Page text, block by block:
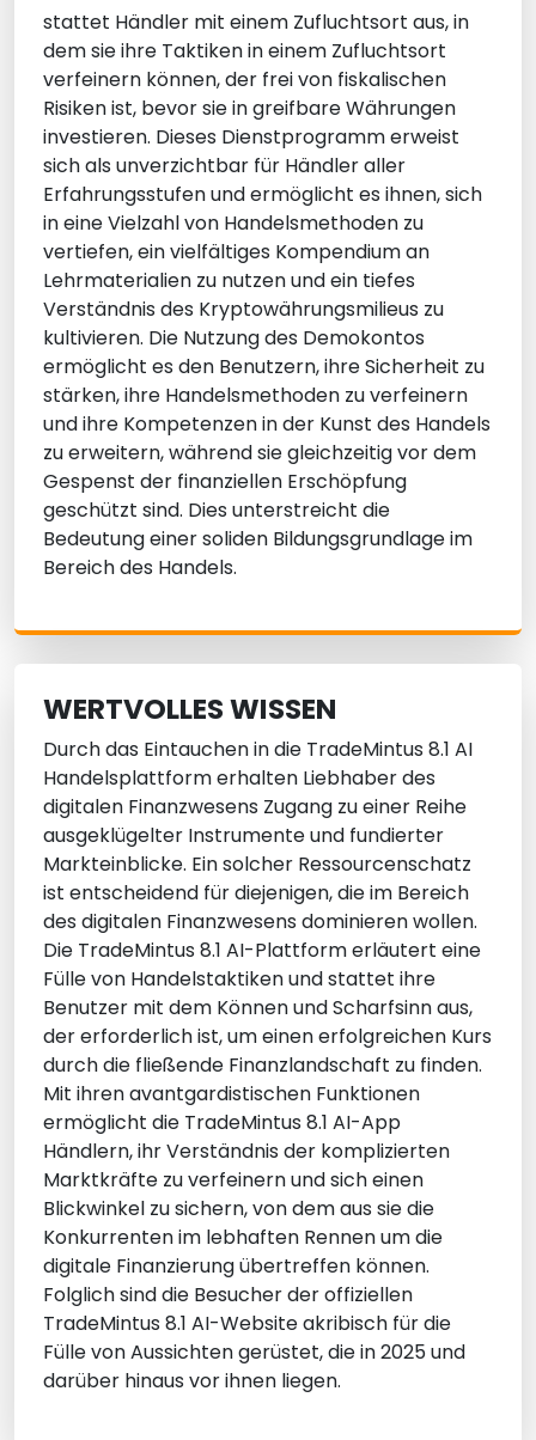
stattet Händler mit einem Zufluchtsort aus, in
dem sie ihre Taktiken in einem Zufluchtsort
verfeinern können, der frei von fiskalischen
Risiken ist, bevor sie in greifbare Währungen
investieren. Dieses Dienstprogramm erweist
sich als unverzichtbar für Händler aller
Erfahrungsstufen und ermöglicht es ihnen, sich
in eine Vielzahl von Handelsmethoden zu
vertiefen, ein vielfältiges Kompendium an
Lehrmaterialien zu nutzen und ein tiefes
Verständnis des Kryptowährungsmilieus zu
kultivieren. Die Nutzung des Demokontos
ermöglicht es den Benutzern, ihre Sicherheit zu
stärken, ihre Handelsmethoden zu verfeinern
und ihre Kompetenzen in der Kunst des Handels
zu erweitern, während sie gleichzeitig vor dem
Gespenst der finanziellen Erschöpfung
geschützt sind. Dies unterstreicht die
Bedeutung einer soliden Bildungsgrundlage im
Bereich des Handels.
WERTVOLLES WISSEN
Durch das Eintauchen in die TradeMintus 8.1 AI
Handelsplattform erhalten Liebhaber des
digitalen Finanzwesens Zugang zu einer Reihe
ausgeklügelter Instrumente und fundierter
Markteinblicke. Ein solcher Ressourcenschatz
ist entscheidend für diejenigen, die im Bereich
des digitalen Finanzwesens dominieren wollen.
Die TradeMintus 8.1 AI-Plattform erläutert eine
Fülle von Handelstaktiken und stattet ihre
Benutzer mit dem Können und Scharfsinn aus,
der erforderlich ist, um einen erfolgreichen Kurs
durch die fließende Finanzlandschaft zu finden.
Mit ihren avantgardistischen Funktionen
ermöglicht die TradeMintus 8.1 AI-App
Händlern, ihr Verständnis der komplizierten
Marktkräfte zu verfeinern und sich einen
Blickwinkel zu sichern, von dem aus sie die
Konkurrenten im lebhaften Rennen um die
digitale Finanzierung übertreffen können.
Folglich sind die Besucher der offiziellen
TradeMintus 8.1 AI-Website akribisch für die
Fülle von Aussichten gerüstet, die in 2025 und
darüber hinaus vor ihnen liegen.